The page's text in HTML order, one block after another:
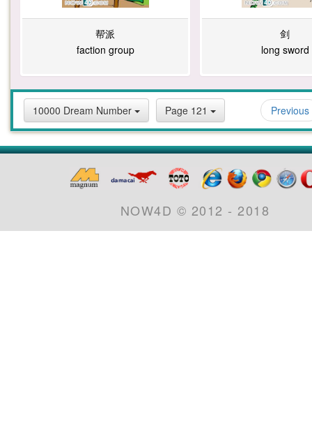
帮派
faction group
剑
long sword
10000 Dream Number Page 121 Previous
NOW4D © 2012 - 2018